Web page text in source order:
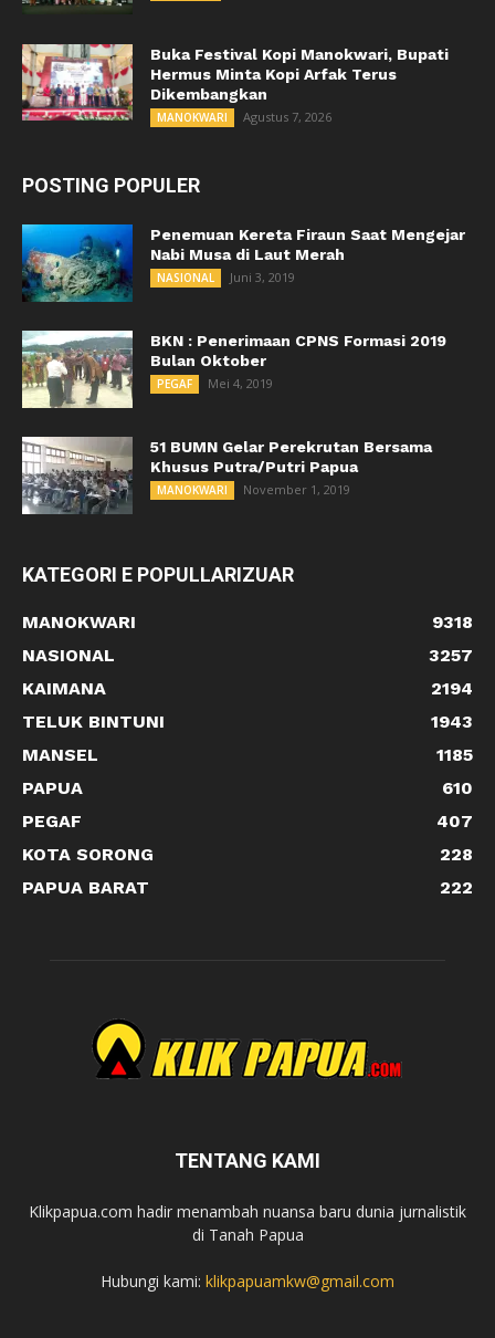
Buka Festival Kopi Manokwari, Bupati
Hermus Minta Kopi Arfak Terus
Dikembangkan
MANOKWARI Agustus 7, 2026
POSTING POPULER
Penemuan Kereta Firaun Saat Mengejar
Nabi Musa di Laut Merah
NASIONAL Juni 3, 2019
BKN : Penerimaan CPNS Formasi 2019
Bulan Oktober
PEGAF Mei 4, 2019
51 BUMN Gelar Perekrutan Bersama
Khusus Putra/Putri Papua
MANOKWARI November 1, 2019
KATEGORI E POPULLARIZUAR
MANOKWARI
9318
NASIONAL
3257
KAIMANA
2194
TELUK BINTUNI
1943
MANSEL
1185
PAPUA
610
PEGAF
407
KOTA SORONG
228
PAPUA BARAT
222
TENTANG KAMI
Klikpapua.com hadir menambah nuansa baru dunia jurnalistik
di Tanah Papua
Hubungi kami: klikpapuamkw@gmail.com